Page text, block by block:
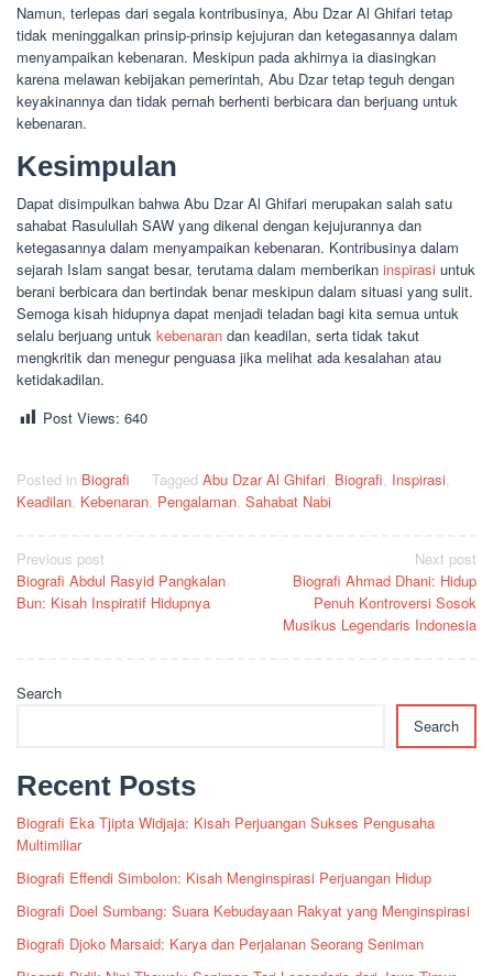
Namun, terlepas dari segala kontribusinya, Abu Dzar Al Ghifari tetap
tidak meninggalkan prinsip-prinsip kejujuran dan ketegasannya dalam
menyampaikan kebenaran. Meskipun pada akhirnya ia diasingkan
karena melawan kebijakan pemerintah, Abu Dzar tetap teguh dengan
keyakinannya dan tidak pernah berhenti berbicara dan berjuang untuk
kebenaran.
Kesimpulan
Dapat disimpulkan bahwa Abu Dzar Al Ghifari merupakan salah satu
sahabat Rasulullah SAW yang dikenal dengan kejujurannya dan
ketegasannya dalam menyampaikan kebenaran. Kontribusinya dalam
sejarah Islam sangat besar, terutama dalam memberikan inspirasi untuk
berani berbicara dan bertindak benar meskipun dalam situasi yang sulit.
Semoga kisah hidupnya dapat menjadi teladan bagi kita semua untuk
selalu berjuang untuk kebenaran dan keadilan, serta tidak takut
mengkritik dan menegur penguasa jika melihat ada kesalahan atau
ketidakadilan.
Post Views: 640
Posted in Biografi Tagged Abu Dzar Al Ghifari, Biografi, Inspirasi,
Keadilan, Kebenaran, Pengalaman, Sahabat Nabi
Post
navigation
Previous post
Biografi Abdul Rasyid Pangkalan
Bun: Kisah Inspiratif Hidupnya
Next post
Biografi Ahmad Dhani: Hidup
Penuh Kontroversi Sosok
Musikus Legendaris Indonesia
Search
Search
Recent Posts
Biografi Eka Tjipta Widjaja: Kisah Perjuangan Sukses Pengusaha
Multimiliar
Biografi Effendi Simbolon: Kisah Menginspirasi Perjuangan Hidup
Biografi Doel Sumbang: Suara Kebudayaan Rakyat yang Menginspirasi
Biografi Djoko Marsaid: Karya dan Perjalanan Seorang Seniman